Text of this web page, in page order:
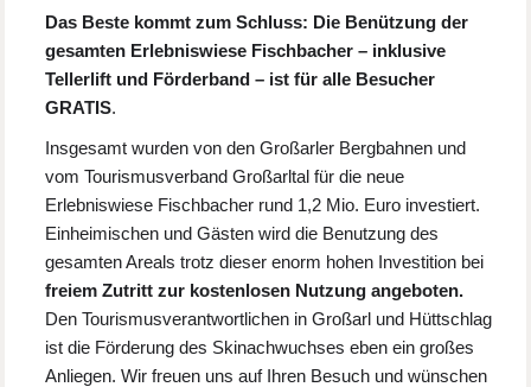
Das Beste kommt zum Schluss: Die Benützung der
gesamten Erlebniswiese Fischbacher – inklusive
Tellerlift und Förderband – ist für alle Besucher
GRATIS.
Insgesamt wurden von den Großarler Bergbahnen und
vom Tourismusverband Großarltal für die neue
Erlebniswiese Fischbacher rund 1,2 Mio. Euro investiert.
Einheimischen und Gästen wird die Benutzung des
gesamten Areals trotz dieser enorm hohen Investition bei
freiem Zutritt zur kostenlosen Nutzung angeboten.
Den Tourismusverantwortlichen in Großarl und Hüttschlag
ist die Förderung des Skinachwuchses eben ein großes
Anliegen. Wir freuen uns auf Ihren Besuch und wünschen